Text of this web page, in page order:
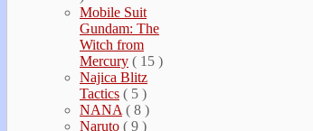
Mobile Suit
Gundam: The
Witch from
Mercury ( 15 )
Najica Blitz
Tactics ( 5 )
NANA ( 8 )
Naruto ( 9 )